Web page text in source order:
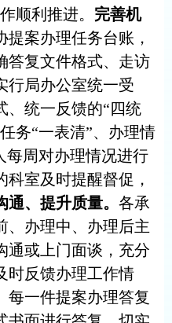
顺利推进。 完善机
提案办理任务台账，
答复文件格式、走访
行局办公室统一受
、统一反馈的“四统
务“一表清”、办理情
每周对办理情况进行
室及时提醒督促，
通、提升质量。 各承
、办理中、办理后主
通或上门面谈，充分
时反馈办理工作情
每一件提案办理答复